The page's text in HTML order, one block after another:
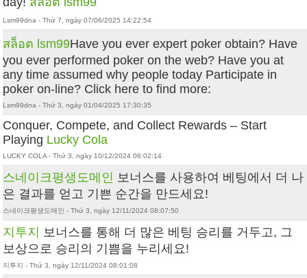
Lsm99dna - Thứ 7, ngày 07/06/2025 14:22:54
สล็อต lsm99Have you ever expert poker obtain? Have
you ever performed poker on the web? Have you at
any time assumed why people today Participate in
poker on-line? Click here to find more:
Lsm99dna - Thứ 3, ngày 01/04/2025 17:30:35
Conquer, Compete, and Collect Rewards – Start
Playing Lucky Cola
LUCKY COLA - Thứ 3, ngày 10/12/2024 06:02:14
스네이크평생도메인 보너스를 사용하여 베팅에서 더 나
은 결과를 얻고 기쁜 순간을 만드세요!
스네이크평생도메인 - Thứ 3, ngày 12/11/2024 08:07:50
지투지 보너스를 통해 더 많은 베팅 승리를 거두고, 그
보상으로 승리의 기쁨을 누리세요!
지투지 - Thứ 3, ngày 12/11/2024 08:01:08